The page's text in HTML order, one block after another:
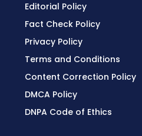
Editorial Policy
Fact Check Policy
Privacy Policy
Terms and Conditions
Content Correction Policy
DMCA Policy
DNPA Code of Ethics